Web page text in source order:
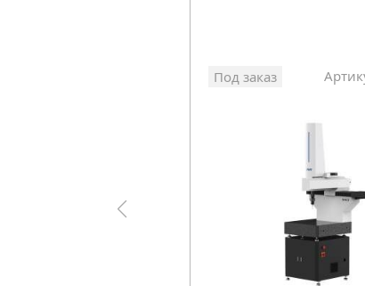
Под заказ